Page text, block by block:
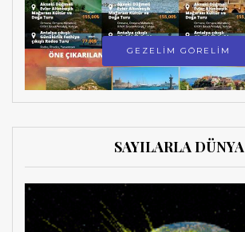
GEZELİM GÖRELİM
SAYILARLA DÜNYA